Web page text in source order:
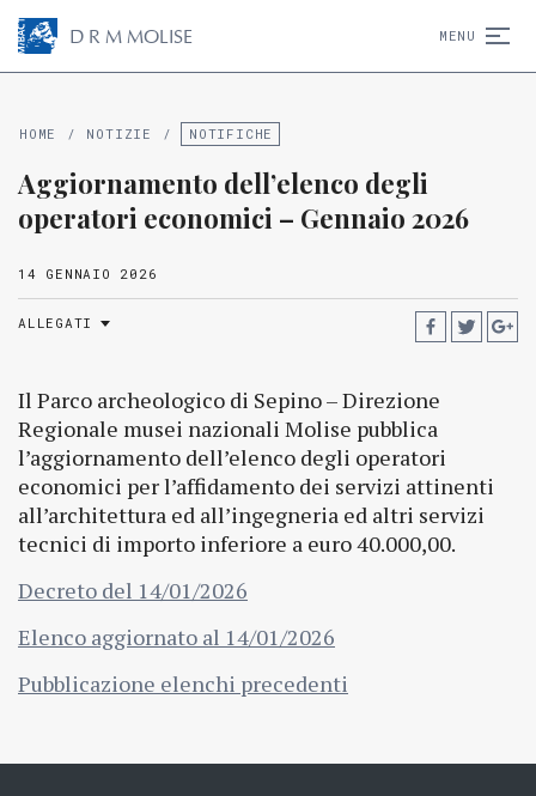
D R M MOLISE MENU
HOME / NOTIZIE / NOTIFICHE
Aggiornamento dell’elenco degli
operatori economici – Gennaio 2026
14 GENNAIO 2026
ALLEGATI
Il Parco archeologico di Sepino – Direzione
Regionale musei nazionali Molise pubblica
l’aggiornamento dell’elenco degli operatori
economici per l’affidamento dei servizi attinenti
all’architettura ed all’ingegneria ed altri servizi
tecnici di importo inferiore a euro 40.000,00.
Decreto del 14/01/2026
Elenco aggiornato al 14/01/2026
Pubblicazione elenchi precedenti